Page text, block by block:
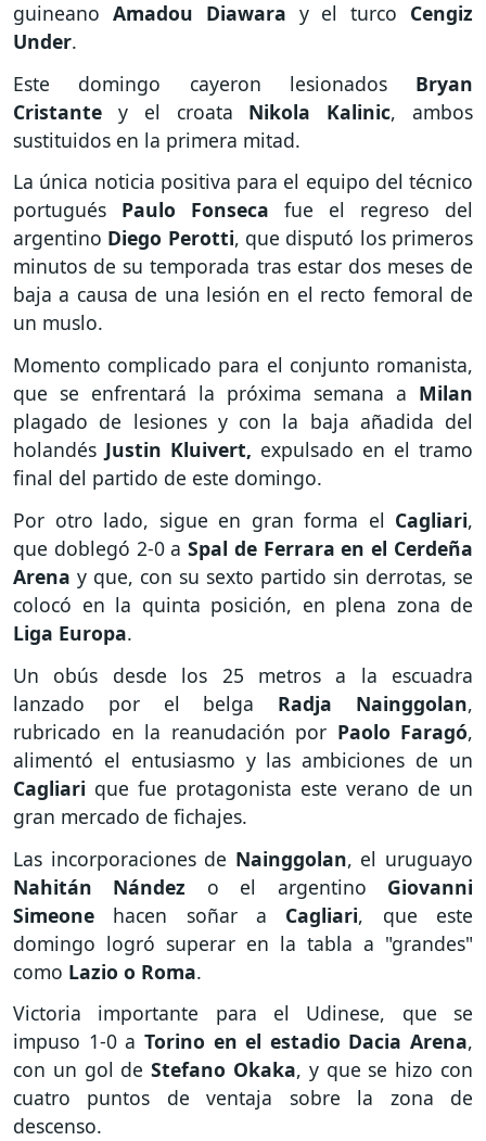
guineano Amadou Diawara y el turco Cengiz
Under.
Este domingo cayeron lesionados Bryan
Cristante y el croata Nikola Kalinic, ambos
sustituidos en la primera mitad.
La única noticia positiva para el equipo del técnico
portugués Paulo Fonseca fue el regreso del
argentino Diego Perotti, que disputó los primeros
minutos de su temporada tras estar dos meses de
baja a causa de una lesión en el recto femoral de
un muslo.
Momento complicado para el conjunto romanista,
que se enfrentará la próxima semana a Milan
plagado de lesiones y con la baja añadida del
holandés Justin Kluivert, expulsado en el tramo
final del partido de este domingo.
Por otro lado, sigue en gran forma el Cagliari,
que doblegó 2-0 a Spal de Ferrara en el Cerdeña
Arena y que, con su sexto partido sin derrotas, se
colocó en la quinta posición, en plena zona de
Liga Europa.
Un obús desde los 25 metros a la escuadra
lanzado por el belga Radja Nainggolan,
rubricado en la reanudación por Paolo Faragó,
alimentó el entusiasmo y las ambiciones de un
Cagliari que fue protagonista este verano de un
gran mercado de fichajes.
Las incorporaciones de Nainggolan, el uruguayo
Nahitán Nández o el argentino Giovanni
Simeone hacen soñar a Cagliari, que este
domingo logró superar en la tabla a "grandes"
como Lazio o Roma.
Victoria importante para el Udinese, que se
impuso 1-0 a Torino en el estadio Dacia Arena,
con un gol deStefano Okaka, y que se hizo con
cuatro puntos de ventaja sobre la zona de
descenso.